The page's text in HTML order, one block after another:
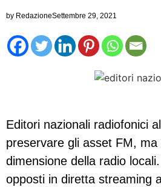
by RedazioneSettembre 29, 2021
Editori nazionali radiofonici
preservare gli asset FM, ma
dimensione della radio
opposti in diretta streaming